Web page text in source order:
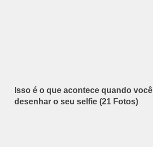
Isso é o que acontece quando
desenhar o seu selfie (21 Fotos)